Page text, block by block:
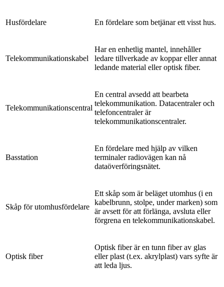
Husfördelare En fördelare som betjänar ett visst hus.
Telekommunikationskabel
Har en enhetlig mantel, innehåller
ledare tillverkade av koppar eller annat
ledande material eller optisk fiber.
Telekommunikationscentral
En central avsedd att bearbeta
telekommunikation. Datacentraler och
telefoncentraler är
telekommunikationscentraler.
Basstation
En fördelare med hjälp av vilken
terminaler radiovägen kan nå
dataöverföringsnätet.
Skåp för utomhusfördelare
Ett skåp som är beläget utomhus (i en
kabelbrunn, stolpe, under marken) som
är avsett för att förlänga, avsluta eller
förgrena en telekommunikationskabel.
Optisk fiber
Optisk fiber är en tunn fiber av glas
eller plast (t.ex. akrylplast) vars syfte är
att leda ljus.